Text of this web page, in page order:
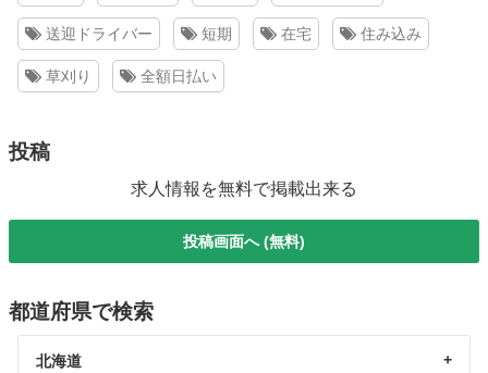
送迎ドライバー 短期 在宅 住み込み
草刈り 全額日払い
投稿
求人情報を無料で掲載出来る
投稿画面へ (無料)
都道府県で検索
北海道